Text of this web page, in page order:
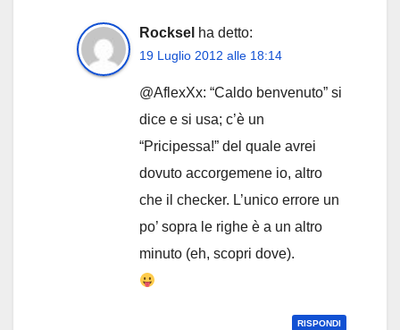
Rocksel ha detto:
19 Luglio 2012 alle 18:14
@AflexXx: “Caldo benvenuto” si
dice e si usa; c’è un
“Pricipessa!” del quale avrei
dovuto accorgemene io, altro
che il checker. L’unico errore un
po’ sopra le righe è a un altro
minuto (eh, scopri dove).
RISPONDI